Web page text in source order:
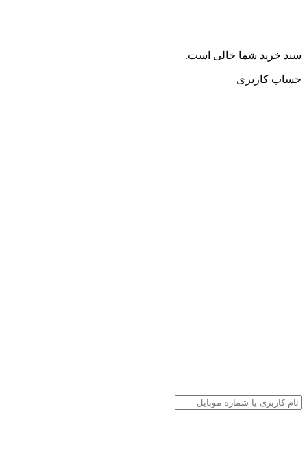
سبد خرید شما خالی است.
حساب کاربری